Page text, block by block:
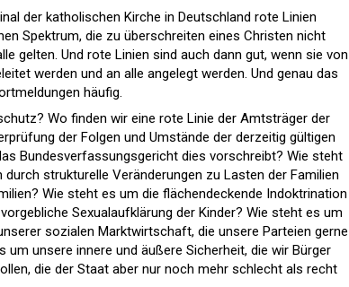
der katholischen Kirche in Deutschland rote Linien
Spektrum, die zu überschreiten eines Christen nicht
gelten. Und rote Linien sind auch dann gut, wenn sie von
werden und an alle angelegt werden. Und genau das
häufig.
Wo finden wir eine rote Linie der Amtsträger der
der Folgen und Umstände der derzeitig gültigen
Bundesverfassungsgericht dies vorschreibt? Wie steht
durch strukturelle Veränderungen zu Lasten der Familien
Wie steht es um die flächendeckende Indoktrination
Sexualaufklärung der Kinder? Wie steht es um
sozialen Marktwirtschaft, die unsere Parteien gerne
unsere innere und äußere Sicherheit, die wir Bürger
die der Staat aber nur noch mehr schlecht als recht